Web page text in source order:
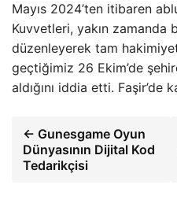
Mayıs 2024’ten itibaren
Kuvvetleri, yakın zamanda
düzenleyerek tam
geçtiğimiz 26 Ekim’de
aldığını iddia etti. Faşir’de
← Gunesgame Oyun
Dünyasının Dijital Kod
Tedarikçisi